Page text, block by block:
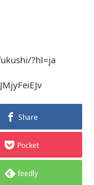
?hl=ja
Share
Pocket
feedly